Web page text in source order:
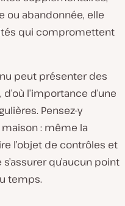
ou abandonnée, elle
qui compromettent
peut présenter des
l’importance d’une
Pensez-y
: même la
l’objet de contrôles et
qu’aucun point
temps.